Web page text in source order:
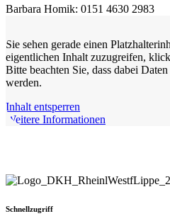
Barbara Homik: 0151 4630 2983
Sie sehen gerade einen
eigentlichen Inhalt zuzugreifen,
Bitte beachten Sie, dass dabei
werden.
Inhalt entsperren
Weitere Informationen
Schnellzugriff